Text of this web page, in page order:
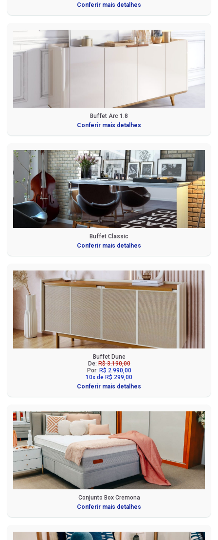
Conferir mais detalhes
Buffet Arc 1.8
Conferir mais detalhes
Buffet Classic
Conferir mais detalhes
Buffet Dune
De:R$ 3.190,00
Por: R$ 2.990,00
10x de R$ 299,00
Conferir mais detalhes
Conjunto Box Cremona
Conferir mais detalhes